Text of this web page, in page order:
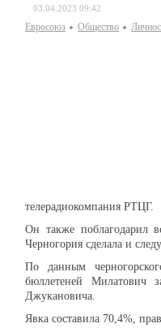
03.04.2023 09:42
Евросоюз Общество
телерадиокомпания РТЦГ.
Он также поблагодарил
Черногория сделала и
По данным
бюллетеней Милатович
Джукановича.
Явка составила 70,4%,